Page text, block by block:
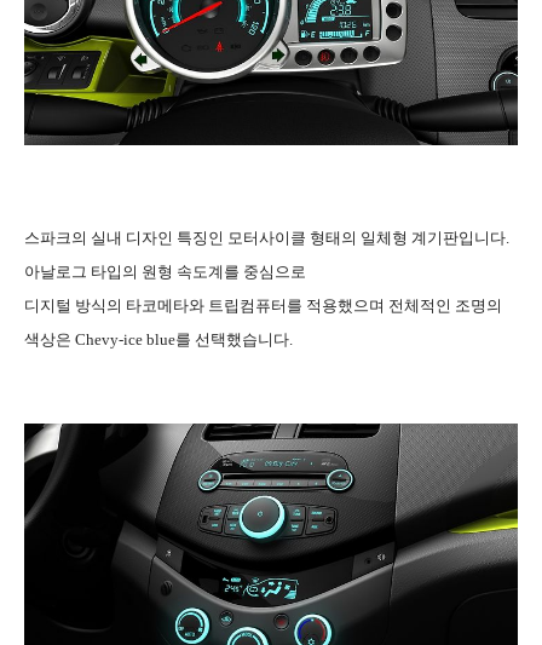
스파크의 실내 디자인 특징인 모터사이클 형태의 일체형 계기판입니다.
아날로그 타입의 원형 속도계를 중심으로
디지털 방식의 타코메타와 트립컴퓨터를 적용했으며 전체적인 조명의
색상은 Chevy-ice blue를 선택했습니다.